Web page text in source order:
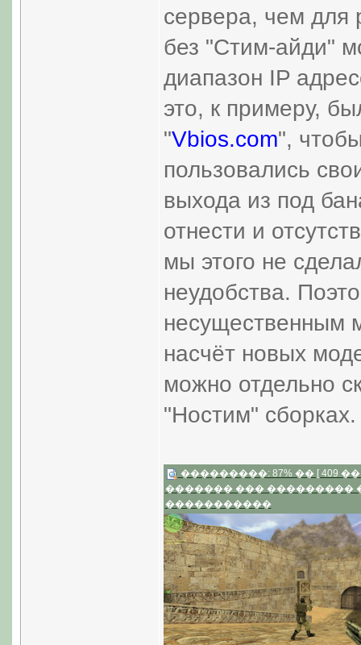
сервера, чем для
без "Стим-айди"
диапазон IP
это, к примеру,
"Vbios.com",
пользовались
выхода из под
отнести и
мы этого не
неудобства.
несущественным
насчёт новых
можно отдельно
"Ностим" сборках.
���������: 87% �� [ 409 ��
������� ��� ���������
�����������